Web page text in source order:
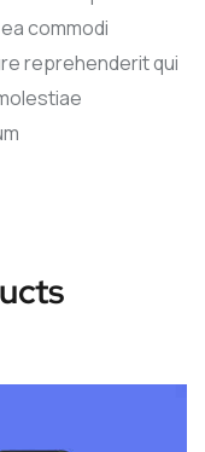
commodi
reprehenderit qui